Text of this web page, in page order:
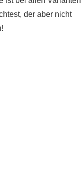
der aber nicht